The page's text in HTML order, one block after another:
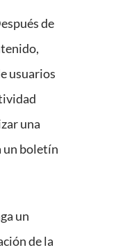
de
usuarios
una
un boletín
un
de la